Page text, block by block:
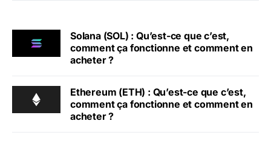
Solana (SOL) : Qu’est-ce que c’est,
comment ça fonctionne et comment en
acheter ?
Ethereum (ETH) : Qu’est-ce que c’est,
comment ça fonctionne et comment en
acheter ?